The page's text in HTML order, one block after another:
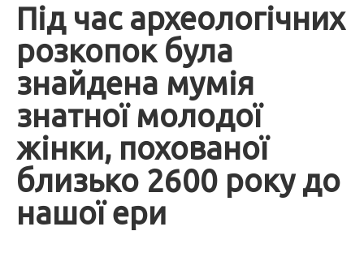
Під час археологічних
розкопок була
знайдена мумія
знатної молодої
жінки, похованої
близько 2600 року до
нашої ери